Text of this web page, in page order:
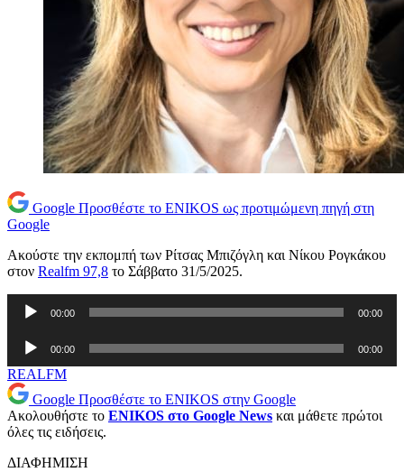
Google Προσθέστε το ENIKOS ως προτιμώμενη πηγή στη
Google
Ακούστε την εκπομπή των Ρίτσας Μπιζόγλη και Νίκου Ρογκάκου
στον Realfm 97,8 το Σάββατο 31/5/2025.
Πρόγραμμα
Αναπαραγωγής
00:00 00:00
Πρόγραμμα
Αναπαραγωγής
Ήχου
00:00 00:00
REALFM
Google Προσθέστε το ENIKOS στην Google
Ακολουθήστε το ENIKOS στο Google News και μάθετε πρώτοι
όλες τις ειδήσεις.
ΔΙΑΦΗΜΙΣΗ